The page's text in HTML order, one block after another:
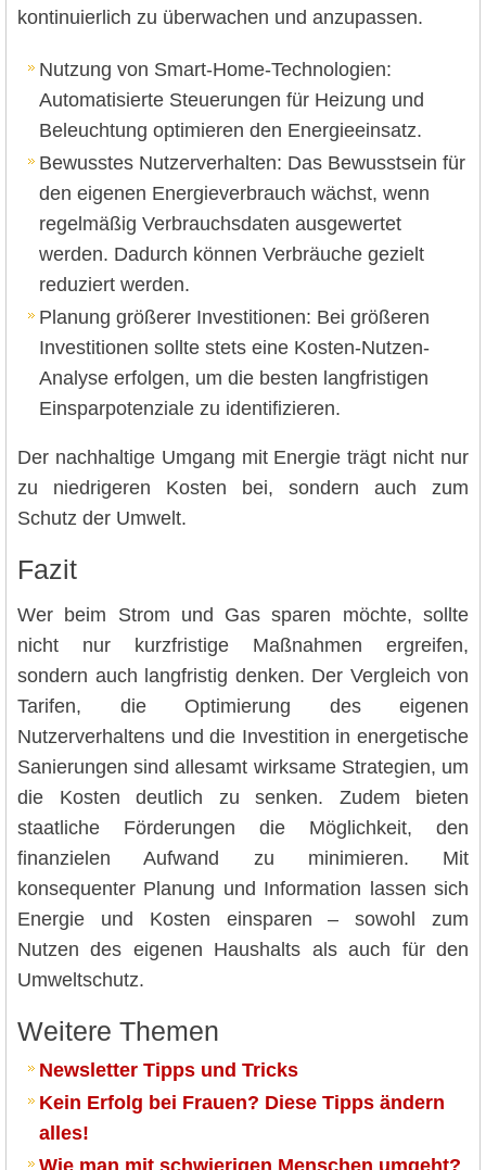
kontinuierlich zu überwachen und anzupassen.
Nutzung von Smart-Home-Technologien:
Automatisierte Steuerungen für Heizung und
Beleuchtung optimieren den Energieeinsatz.
Bewusstes Nutzerverhalten: Das Bewusstsein für
den eigenen Energieverbrauch wächst, wenn
regelmäßig Verbrauchsdaten ausgewertet
werden. Dadurch können Verbräuche gezielt
reduziert werden.
Planung größerer Investitionen: Bei größeren
Investitionen sollte stets eine Kosten-Nutzen-
Analyse erfolgen, um die besten langfristigen
Einsparpotenziale zu identifizieren.
Der nachhaltige Umgang mit Energie trägt nicht nur
zu niedrigeren Kosten bei, sondern auch zum
Schutz der Umwelt.
Fazit
Wer beim Strom und Gas sparen möchte, sollte
nicht nur kurzfristige Maßnahmen ergreifen,
sondern auch langfristig denken. Der Vergleich von
Tarifen, die Optimierung des eigenen
Nutzerverhaltens und die Investition in energetische
Sanierungen sind allesamt wirksame Strategien, um
die Kosten deutlich zu senken. Zudem bieten
staatliche Förderungen die Möglichkeit, den
finanzielen Aufwand zu minimieren. Mit
konsequenter Planung und Information lassen sich
Energie und Kosten einsparen – sowohl zum
Nutzen des eigenen Haushalts als auch für den
Umweltschutz.
Weitere Themen
Newsletter Tipps und Tricks
Kein Erfolg bei Frauen? Diese Tipps ändern
alles!
Wie man mit schwierigen Menschen umgeht?